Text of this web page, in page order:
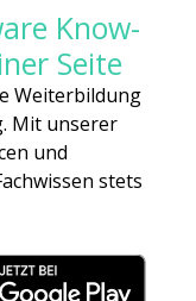
Know-
Seite
Weiterbildung
Mit unserer
und
stets